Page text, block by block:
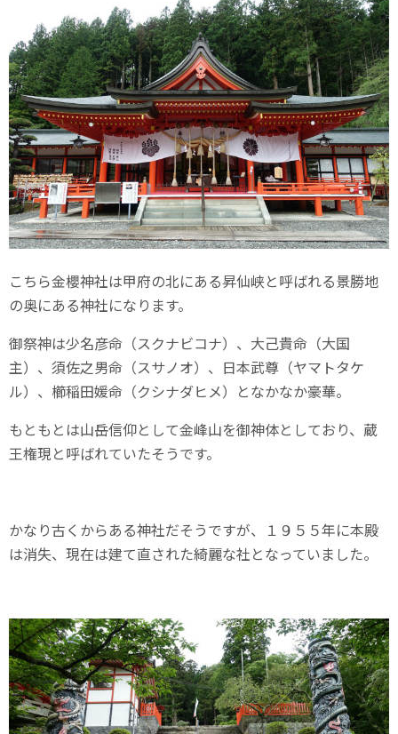
こちら金櫻神社は甲府の北にある昇仙峡と呼ばれる景勝地
の奥にある神社になります。
御祭神は少名彦命（スクナビコナ）、大己貴命（大国
主）、須佐之男命（スサノオ）、日本武尊（ヤマトタケ
ル）、櫛稲田媛命（クシナダヒメ）となかなか豪華。
もともとは山岳信仰として金峰山を御神体としており、蔵
王権現と呼ばれていたそうです。
かなり古くからある神社だそうですが、１９５５年に本殿
は消失、現在は建て直された綺麗な社となっていました。